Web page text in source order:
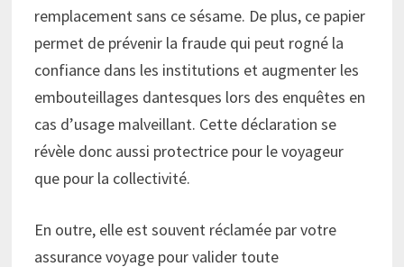
remplacement sans ce sésame. De plus, ce papier
permet de prévenir la fraude qui peut rogné la
confiance dans les institutions et augmenter les
embouteillages dantesques lors des enquêtes en
cas d’usage malveillant. Cette déclaration se
révèle donc aussi protectrice pour le voyageur
que pour la collectivité.
En outre, elle est souvent réclamée par votre
assurance voyage pour valider toute